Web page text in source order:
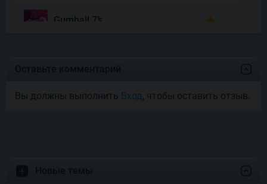
Gumball 7’s
Money Mariachi Infinity
Вы должны выполнить Вход, чтобы оставить отзыв.